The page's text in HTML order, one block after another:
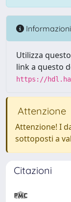
Informazioni
Utilizza
link a questo
https://
Attenzione
Attenzione! I
sottoposti a
Citazioni